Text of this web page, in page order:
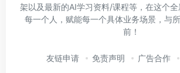
架以及最新的AI学习资料/课程等，在这个
每一个人，赋能每一个具体业务场景，与
前！
友链申请 免责声明 广告合作